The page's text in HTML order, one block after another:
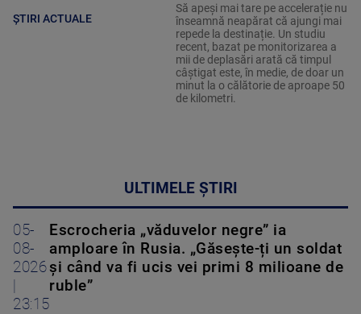
ȘTIRI ACTUALE
Să apeși mai tare pe accelerație nu
înseamnă neapărat că ajungi mai
repede la destinație. Un studiu
recent, bazat pe monitorizarea a
mii de deplasări arată că timpul
câștigat este, în medie, de doar un
minut la o călătorie de aproape 50
de kilometri.
ULTIMELE ȘTIRI
05-
08-
2026
|
23:15
Escrocheria „văduvelor negre” ia
amploare în Rusia. „Găsește-ți un soldat
și când va fi ucis vei primi 8 milioane de
ruble”